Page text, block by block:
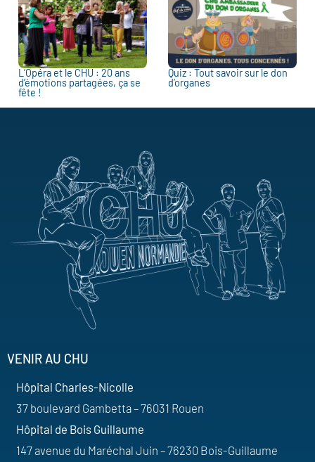
L’Opéra et le CHU : 20 ans
d’émotions partagées, ça se
fête !
Quiz : Tout savoir sur le don
d’organes
VENIR AU CHU
Hôpital Charles-Nicolle
37 boulevard Gambetta – 76031 Rouen
Hôpital de Bois Guillaume
147 avenue du Maréchal Juin – 76230 Bois-Guillaume